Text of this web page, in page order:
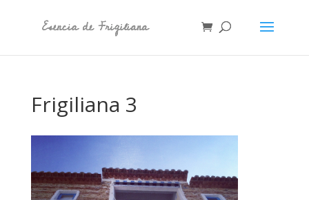
Frigiliana 3